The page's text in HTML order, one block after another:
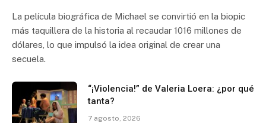
La película biográfica de Michael se convirtió en la biopic
más taquillera de la historia al recaudar 1016 millones de
dólares, lo que impulsó la idea original de crear una
secuela.
“¡Violencia!” de Valeria Loera: ¿por qué
tanta?
7 agosto, 2026